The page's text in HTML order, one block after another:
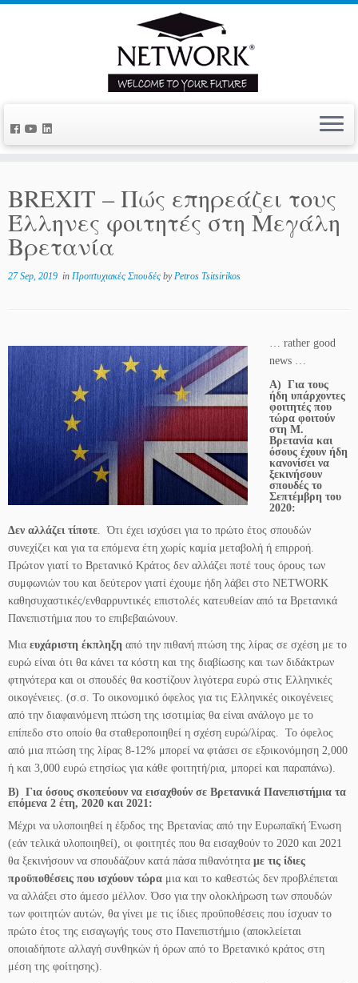
BREXIT – Πώς επηρεάζει τους
Έλληνες φοιτητές στη Μεγάλη
Βρετανία
27 Sep, 2019 in Προπτυχιακές Σπουδές byPetros Tsitsirikos
… rather good
news …
Α) Για τους
ήδη υπάρχοντες
φοιτητές που
τώρα φοιτούν
στη Μ.
Βρετανία και
όσους έχουν ήδη
κανονίσει να
ξεκινήσουν
σπουδές το
Σεπτέμβρη του
2020:
Δεν αλλάζει τίποτε. Ότι έχει ισχύσει για το πρώτο έτος σπουδών
συνεχίζει και για τα επόμενα έτη χωρίς καμία μεταβολή ή επιρροή.
Πρώτον γιατί το Βρετανικό Κράτος δεν αλλάζει ποτέ τους όρους των
συμφωνιών του και δεύτερον γιατί έχουμε ήδη λάβει στο NETWORK
καθησυχαστικές/ενθαρρυντικές επιστολές κατευθείαν από τα Βρετανικά
Πανεπιστήμια που το επιβεβαιώνουν.
Μια ευχάριστη έκπληξη από την πιθανή πτώση της λίρας σε σχέση με το
ευρώ είναι ότι θα κάνει τα κόστη και της διαβίωσης και των διδάκτρων
φτηνότερα και οι σπουδές θα κοστίζουν λιγότερα ευρώ στις Ελληνικές
οικογένειες. (σ.σ. Το οικονομικό όφελος για τις Ελληνικές οικογένειες
από την διαφαινόμενη πτώση της ισοτιμίας θα είναι ανάλογο με το
επίπεδο στο οποίο θα σταθεροποιηθεί η σχέση ευρώ/λίρας. Το όφελος
από μια πτώση της λίρας 8-12% μπορεί να φτάσει σε εξοικονόμηση 2,000
ή και 3,000 ευρώ ετησίως για κάθε φοιτητή/ρια, μπορεί και παραπάνω).
B) Για όσους σκοπεύουν να εισαχθούν σε Βρετανικά Πανεπιστήμια τα
επόμενα 2 έτη, 2020 και 2021:
Μέχρι να υλοποιηθεί η έξοδος της Βρετανίας από την Ευρωπαϊκή Ένωση
(εάν τελικά υλοποιηθεί), οι φοιτητές που θα εισαχθούν το 2020 και 2021
θα ξεκινήσουν να σπουδάζουν κατά πάσα πιθανότητα με τις ίδιες
προϋποθέσεις που ισχύουν τώρα μια και το καθεστώς δεν προβλέπεται
να αλλάξει στο άμεσο μέλλον. Όσο για την ολοκλήρωση των σπουδών
των φοιτητών αυτών, θα γίνει με τις ίδιες προϋποθέσεις που ίσχυαν το
πρώτο έτος της εισαγωγής τους στο Πανεπιστήμιο (αποκλείεται
οποιαδήποτε αλλαγή συνθηκών ή όρων από το Βρετανικό κράτος στη
μέση της φοίτησης).